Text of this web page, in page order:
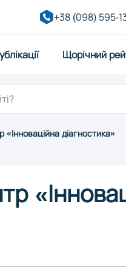
+38 (098) 595-
Щорічний
Київ
«Інноваційна діагностика»